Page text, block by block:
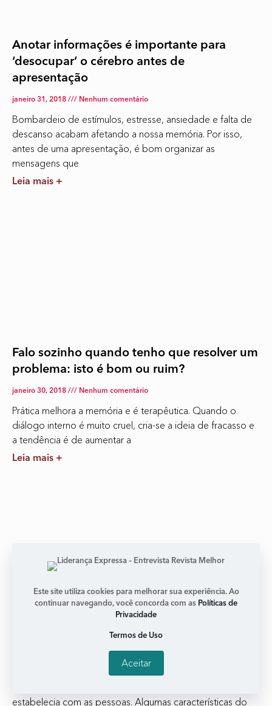
Anotar informações é importante para
‘desocupar’ o cérebro antes de
apresentação
janeiro 31, 2018 Nenhum comentário
Bombardeio de estímulos, estresse, ansiedade e falta de
descanso acabam afetando a nossa memória. Por isso,
antes de uma apresentação, é bom organizar as
mensagens que
Leia mais +
Falo sozinho quando tenho que resolver um
problema: isto é bom ou ruim?
janeiro 30, 2018 Nenhum comentário
Prática melhora a memória e é terapêutica. Quando o
diálogo interno é muito cruel, cria-se a ideia de fracasso e
a tendência é de aumentar a
Leia mais +
Cinebiografia de Freddie Mercury nos traz
Nenhum comentário
estabelecia com as pessoas. Algumas características do
Este site utiliza cookies para melhorar sua experiência. Ao
continuar navegando, você concorda com as Políticas de
Privacidade
Termos de Uso
Aceitar